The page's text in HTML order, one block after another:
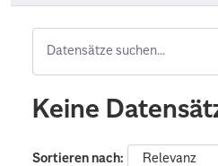
Keine
Sortieren nach